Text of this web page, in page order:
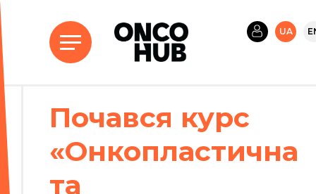
UA
Почався курс
«Онкопластична
та